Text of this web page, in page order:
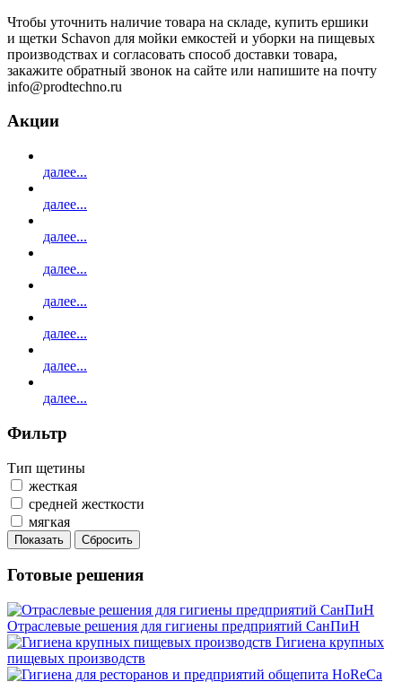
Чтобы уточнить наличие товара на складе, купить ершики
и щетки Schavon для мойки емкостей и уборки на пищевых
производствах и согласовать способ доставки товара,
закажите обратный звонок на сайте или напишите на почту
info@prodtechno.ru
Акции
далее...
далее...
далее...
далее...
далее...
далее...
далее...
далее...
Фильтр
Тип щетины
жесткая
средней жесткости
мягкая
Показать Сбросить
Готовые решения
Отраслевые решения для гигиены предприятий СанПиН
Гигиена крупных
пищевых производств